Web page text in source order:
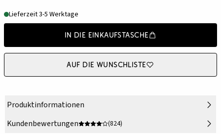
Lieferzeit 3-5 Werktage
In die Einkaufstasche
Auf die Wunschliste
Produktinformationen
Kundenbewertungen
(824)